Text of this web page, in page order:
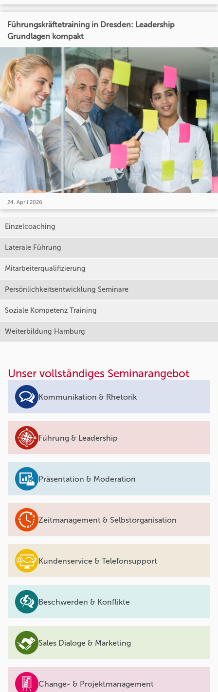
Führungskräftetraining in Dresden: Leadership
Grundlagen kompakt
24. April 2026
Einzelcoaching
Laterale Führung
Mitarbeiterqualifizierung
Persönlichkeitsentwicklung Seminare
Soziale Kompetenz Training
Weiterbildung Hamburg
Unser vollständiges Seminarangebot
Kommunikation & Rhetorik
Führung & Leadership
Präsentation & Moderation
Zeitmanagement & Selbstorganisation
Kundenservice & Telefonsupport
Beschwerden & Konflikte
Sales Dialoge & Marketing
Change- & Projektmanagement